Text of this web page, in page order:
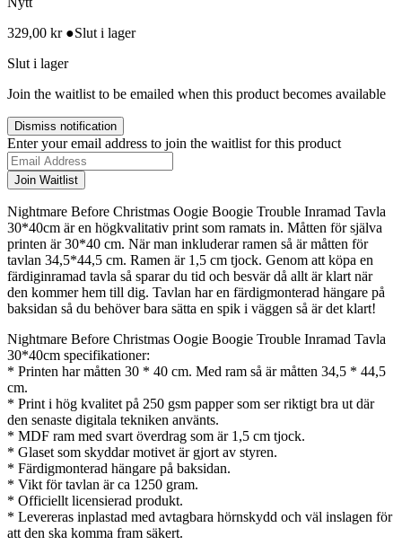
329,00 kr ●Slut i lager
Slut i lager
Join the waitlist to be emailed when this product becomes available
Dismiss notification
Enter your email address to join the waitlist for this product
Join Waitlist
Nightmare Before Christmas Oogie Boogie Trouble Inramad Tavla
30*40cm är en högkvalitativ print som ramats in. Måtten för själva
printen är 30*40 cm. När man inkluderar ramen så är måtten för
tavlan 34,5*44,5 cm. Ramen är 1,5 cm tjock. Genom att köpa en
färdiginramad tavla så sparar du tid och besvär då allt är klart när
den kommer hem till dig. Tavlan har en färdigmonterad hängare på
baksidan så du behöver bara sätta en spik i väggen så är det klart!
Nightmare Before Christmas Oogie Boogie Trouble Inramad Tavla
30*40cm specifikationer:
* Printen har måtten 30 * 40 cm. Med ram så är måtten 34,5 * 44,5
cm.
* Print i hög kvalitet på 250 gsm papper som ser riktigt bra ut där
den senaste digitala tekniken använts.
* MDF ram med svart överdrag som är 1,5 cm tjock.
* Glaset som skyddar motivet är gjort av styren.
* Färdigmonterad hängare på baksidan.
* Vikt för tavlan är ca 1250 gram.
* Officiellt licensierad produkt.
* Levereras inplastad med avtagbara hörnskydd och väl inslagen för
att den ska komma fram säkert.